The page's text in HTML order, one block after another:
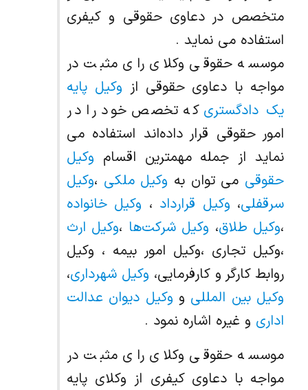
متخصص در دعاوی حقوقی و کیفری
استفاده می نماید .
موسسه حقوقی وکلای رای مثبت در
مواجه با دعاوی حقوقی از وکیل پایه
یک دادگستری که تخصص خود را در
امور حقوقی قرار داده‌اند استفاده می
نماید از جمله مهمترین اقسام وکیل
حقوقی می توان به وکیل ملکی ،وکیل
سرقفلی، وکیل قرارداد ، وکیل خانواده
،وکیل طلاق، وکیل شرکت‌ها ،وکیل ارث
،وکیل تجاری ،وکیل امور بیمه ، وکیل
روابط کارگر و کارفرمایی، وکیل شهرداری،
وکیل بین المللی و وکیل دیوان عدالت
اداری و غیره اشاره نمود .
موسسه حقوقی وکلای رای مثبت در
مواجه با دعاوی کیفری از وکلای پایه